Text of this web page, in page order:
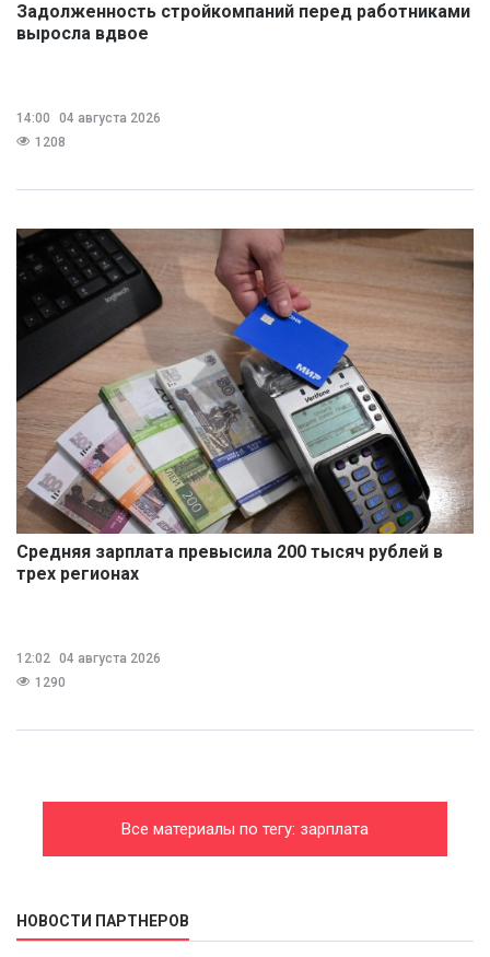
Задолженность стройкомпаний перед работниками
выросла вдвое
14:00
04 августа 2026
1208
Средняя зарплата превысила 200 тысяч рублей в
трех регионах
12:02 04 августа 2026
1290
Все материалы по тегу: зарплата
НОВОСТИ ПАРТНЕРОВ